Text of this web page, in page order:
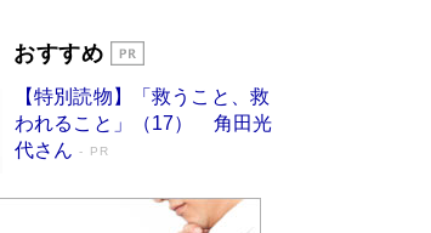
」最終46巻がベストセラー1
装版には「宇宙で描かれたマ
録
Book Bang
の回答を集めた『ほほえんで生き
おすすめ
【特別読物】「救うこと、救
われること」（17） 角田光
代さん
PR